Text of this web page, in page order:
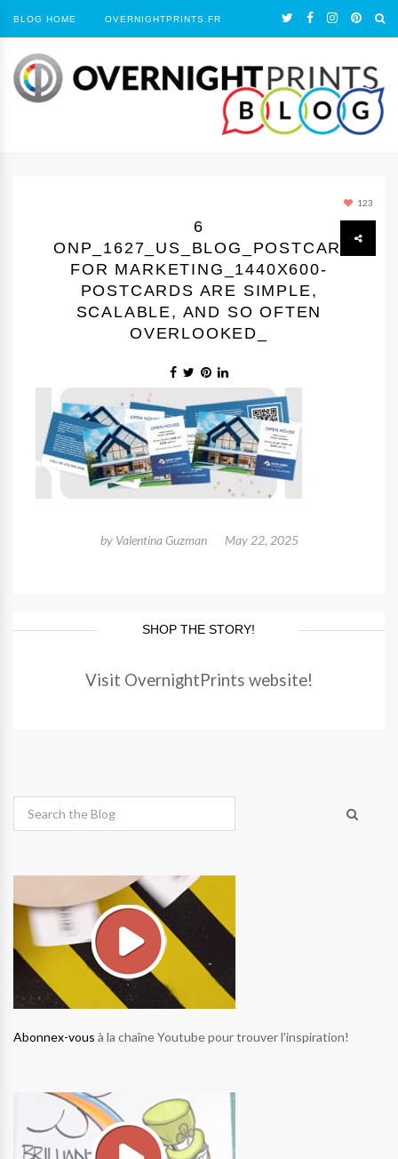
BLOG HOME OVERNIGHTPRINTS.FR
123
6
ONP_1627_US_BLOG_POSTCARDS
FOR MARKETING_1440Х600-
POSTCARDS ARE SIMPLE,
SCALABLE, AND SO OFTEN
OVERLOOKED_
by Valentina Guzman May 22, 2025
SHOP THE STORY!
Visit OvernightPrints website!
Abonnex-vous à la chaîne Youtube pour trouver l'inspiration!